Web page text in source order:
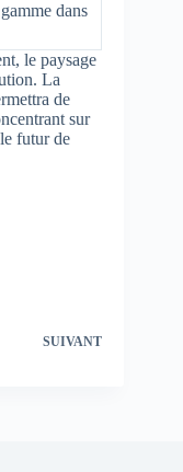
dans
le paysage
La
de
sur
futur de
SUIVANT